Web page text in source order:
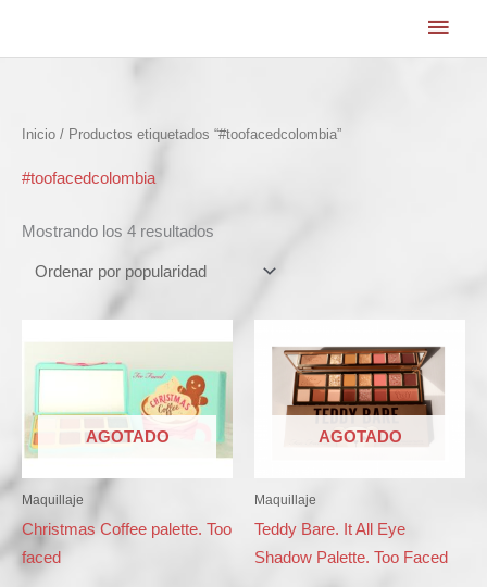
Inicio / Productos etiquetados “#toofacedcolombia”
#toofacedcolombia
Mostrando los 4 resultados
Ordenado
por
AGOTADO
Maquillaje
Christmas Coffee palette. Too
faced
AGOTADO
Maquillaje
Teddy Bare. It All Eye
Shadow Palette. Too Faced